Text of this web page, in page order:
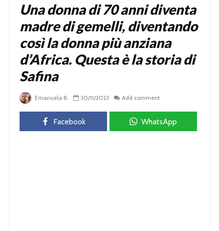
Una donna di 70 anni diventa
madre di gemelli, diventando
così la donna più anziana
d’Africa. Questa è la storia di
Safina
Emanuela B. 30/11/2023 Add comment
Facebook WhatsApp